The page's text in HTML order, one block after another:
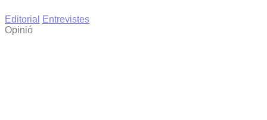
Editorial
Entrevistes
Opinió